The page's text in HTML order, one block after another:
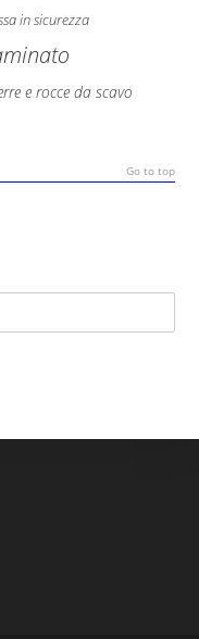
in sicurezza
e rocce da scavo
Go to top